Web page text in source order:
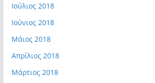
Ιούλιος 2018
Ιούνιος 2018
Μάιος 2018
Απρίλιος 2018
Μάρτιος 2018